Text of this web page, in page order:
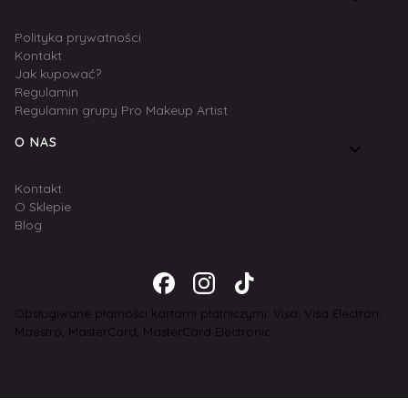
Polityka prywatności
Kontakt
Jak kupować?
Regulamin
Regulamin grupy Pro Makeup Artist
O NAS
Kontakt
O Sklepie
Blog
Obsługiwane płatności kartami płatniczymi: Visa, Visa Electron,
Maestro, MasterCard, MasterCard Electronic.